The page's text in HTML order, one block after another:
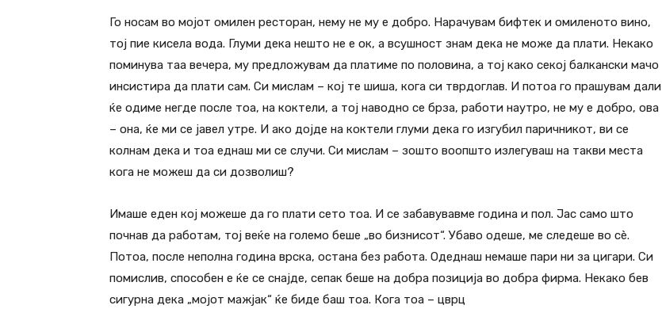
Го носам во мојот омилен ресторан, нему не му е добро. Нарачувам бифтек и омиленото вино,
тој пие кисела вода. Глуми дека нешто не е ок, а всушност знам дека не може да плати. Некако
поминува таа вечера, му предложувам да платиме по половина, а тој како секој балкански мачо
инсистира да плати сам. Си мислам – кој те шиша, кога си тврдоглав. И потоа го прашувам дали
ќе одиме негде после тоа, на коктели, а тој наводно се брза, работи наутро, не му е добро, ова
– она, ќе ми се јавел утре. И ако дојде на коктели глуми дека го изгубил паричникот, ви се
колнам дека и тоа еднаш ми се случи. Си мислам – зошто воопшто излегуваш на такви места
кога не можеш да си дозволиш?
Имаше еден кој можеше да го плати сето тоа. И се забавувавме година и пол. Јас само што
почнав да работам, тој веќе на големо беше „во бизнисот“. Убаво одеше, ме следеше во сè.
Потоа, после неполна година врска, остана без работа. Одеднаш немаше пари ни за цигари. Си
помислив, способен е ќе се снајде, сепак беше на добра позиција во добра фирма. Некако бев
сигурна дека „мојот мажјак“ ќе биде баш тоа. Кога тоа – цврц